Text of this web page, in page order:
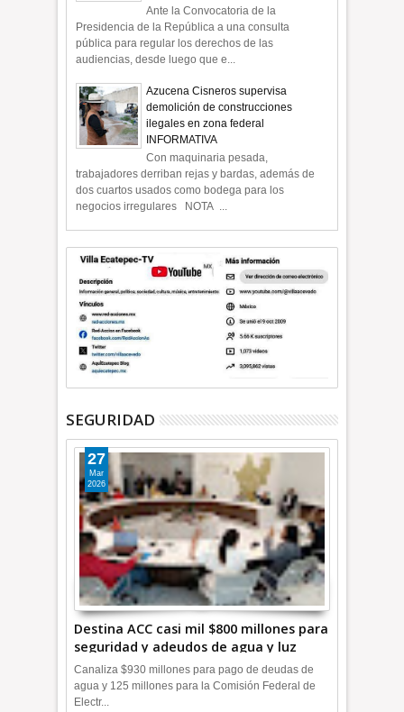
Ante la Convocatoria de la
Presidencia de la República a una consulta
pública para regular los derechos de las
audiencias, desde luego que e...
Azucena Cisneros supervisa
demolición de construcciones
ilegales en zona federal
INFORMATIVA
Con maquinaria pesada,
trabajadores derriban rejas y bardas, además de
dos cuartos usados como bodega para los
negocios irregulares NOTA ...
SEGURIDAD
Destina ACC casi mil $800 millones para
seguridad y adeudos de agua y luz
+Video
27
Mar
2026
Canaliza $930 millones para pago de deudas de
agua y 125 millones para la Comisión Federal de
Electr...